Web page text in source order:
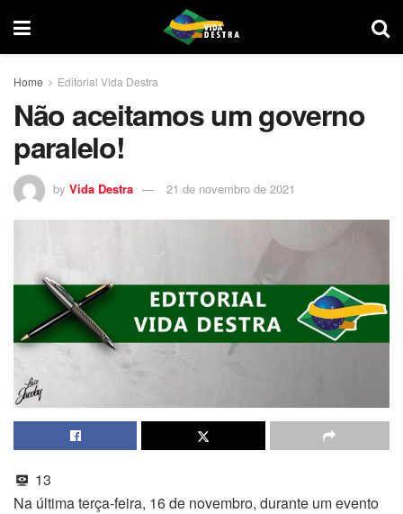
Home Editorial Vida Destra
Não aceitamos um governo
paralelo!
by Vida Destra 21 de novembro de 2021
13
Na última terça-feira, 16 de novembro, durante um evento